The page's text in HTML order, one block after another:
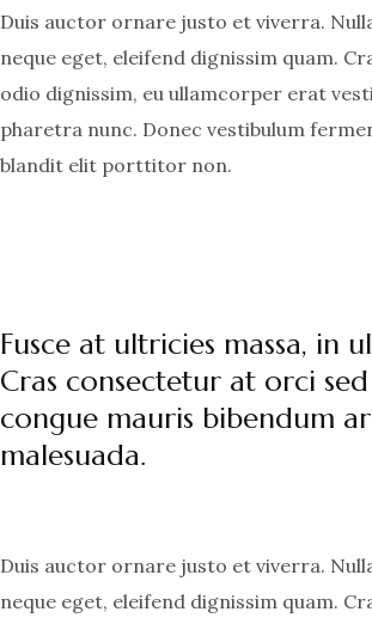
Duis auctor ornare justo et viverra.
neque eget, eleifend dignissim quam.
odio dignissim, eu ullamcorper erat
pharetra nunc. Donec vestibulum
blandit elit porttitor non.
Fusce at ultricies massa, in
Cras consectetur at orci
congue mauris bibendum
malesuada.
Duis auctor ornare justo et viverra.
neque eget, eleifend dignissim quam.